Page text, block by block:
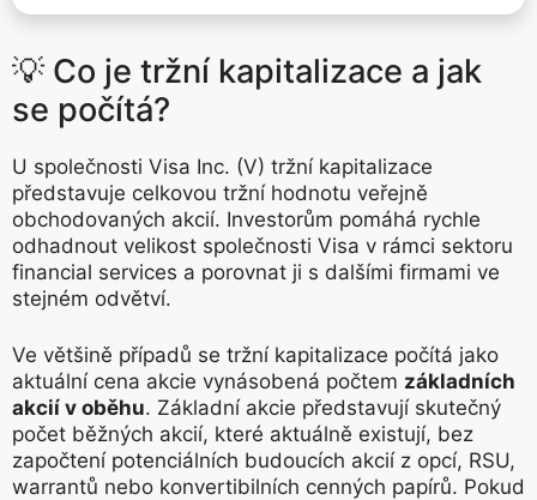
💡 Co je tržní kapitalizace a jak
se počítá?
U společnosti Visa Inc. (V) tržní kapitalizace
představuje celkovou tržní hodnotu veřejně
obchodovaných akcií. Investorům pomáhá rychle
odhadnout velikost společnosti Visa v rámci sektoru
financial services a porovnat ji s dalšími firmami ve
stejném odvětví.
Ve většině případů se tržní kapitalizace počítá jako
aktuální cena akcie vynásobená počtem základních
akcií v oběhu. Základní akcie představují skutečný
počet běžných akcií, které aktuálně existují, bez
započtení potenciálních budoucích akcií z opcí, RSU,
warrantů nebo konvertibilních cenných papírů. Pokud